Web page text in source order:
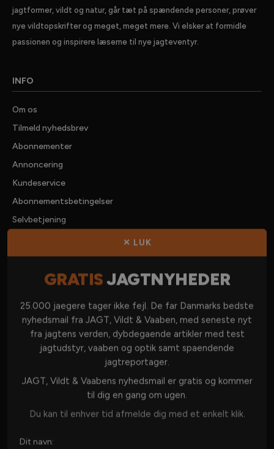
jagtformer, vildt og natur, går tæt på spændende personer, prøver
nye vildtopskrifter og meget, meget mere. Vi elsker at formidle
passionen og inspirere læserne til nye jagteventyr.
INFO
Om os
Tilmeld nyhedsbrev
Abonnementer
Annoncering
Kundeservice
Abonnementsbetingelser
Selvbetjening
Kontakt os
DANSK JAGT
JAGT I UDLANDET
VÅBEN & AMMUNITION
JAGTUDSTYR
JAGTKØKKEN
✕ LUK
GRATISJAGTNYHEDER
25.000 jaegere tager ikke fejl. De far Danmarks bedste
nyhedsmail fra JAGT, Vildt & Vaaben, med seneste nyt
fra jagtens verden, dybdegaende artikler med test
jagtudstyr, vaaben og optik samt spaendende
jagtreportager.
JAGT, Vildt & Vaabens nyhedsmail er gratis og kommer
til dig en gang om ugen.
Du kan til enhver tid afmelde dig med et enkelt klik.
Dit navn: